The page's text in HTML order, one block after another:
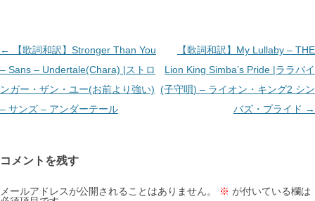
投
稿
ナ
ビ
シ
ョ
←
【歌詞和訳】Stronger Than You
– Sans – Undertale(Chara) |ストロ
ンガー・ザン・ユー(お前より強い)
– サンズ – アンダーテール
【歌詞和訳】My Lullaby – THE
Lion King Simba’s Pride |ララバイ
(子守唄) – ライオン・キング2 シン
バズ・プライド →
コメントを残す
メールアドレスが公開されることはありません。 ※ が付いている欄は